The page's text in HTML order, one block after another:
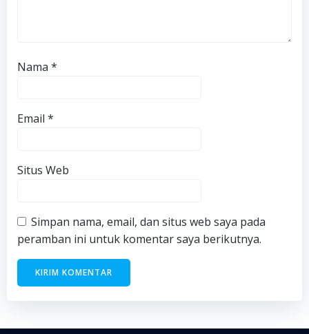
Nama *
Email *
Situs Web
Simpan nama, email, dan situs web saya pada
peramban ini untuk komentar saya berikutnya.